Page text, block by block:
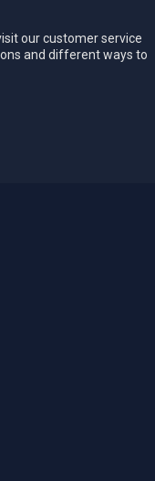
our customer service
and different ways to